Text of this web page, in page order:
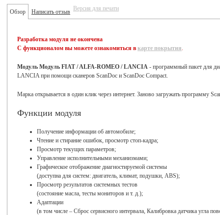
Обзор Написать отзыв Версия для печати
Разработка модуля не окончена
С функционалом вы можете ознакомиться в карте покрытия.
Модуль Модуль FIAT / ALFA-ROMEO / LANCIA - программный пакет для
LANCIA при помощи сканеров ScanDoc и ScanDoc Compact.
Марка открывается в один клик через интернет. Заново загружать программу
Функции модуля
Получение информации об автомобиле;
Чтение и стирание ошибок, просмотр стоп-кадра;
Просмотр текущих параметров;
Управление исполнительными механизмами;
Графическое отображение диагностируемой системы
(доступна для систем: двигатель, климат, подушки, ABS);
Просмотр результатов системных тестов
(состояние масла, тесты мониторов и т. д.);
Адаптации
(в том числе – Сброс сервисного интервала, Калибровка датчика угла